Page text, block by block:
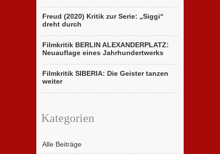
Freud (2020) Kritik zur Serie: „Siggi“
dreht durch
Filmkritik BERLIN ALEXANDERPLATZ:
Neuauflage eines Jahrhundertwerks
Filmkritik SIBERIA: Die Geister tanzen
weiter
Kategorien
Alle Beiträge